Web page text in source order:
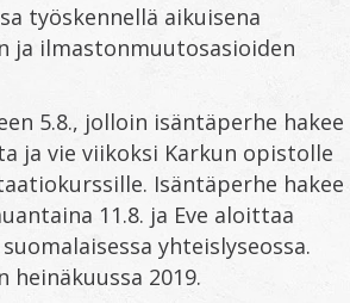
työskennellä aikuisena
ja ilmastonmuutosasioiden
5.8., jolloin isäntäperhe hakee
ja vie viikoksi Karkun opistolle
Isäntäperhe hakee
11.8. ja Eve aloittaa
yhteislyseossa.
heinäkuussa 2019.